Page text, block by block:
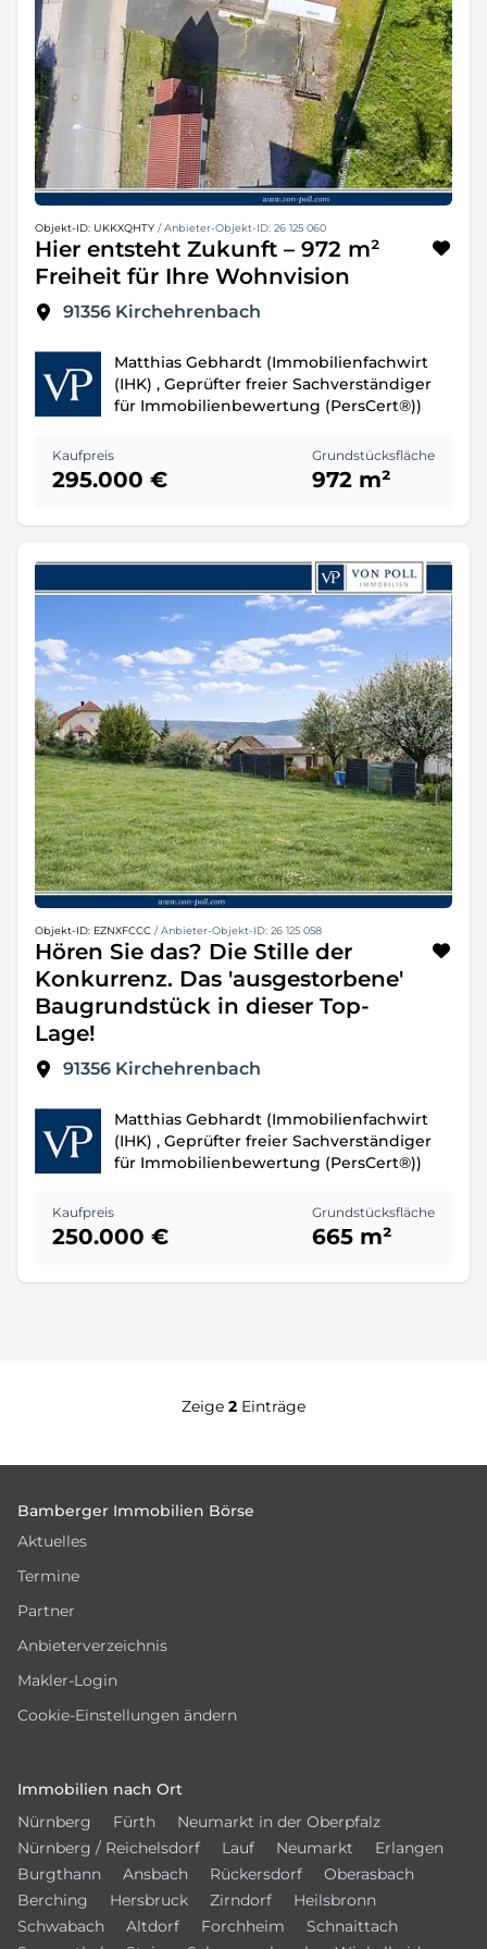
Objekt-ID: UKKXQHTY / Anbieter-Objekt-ID: 26 125 060
Hier entsteht Zukunft – 972 m²
Freiheit für Ihre Wohnvision
91356 Kirchehrenbach
Matthias Gebhardt (Immobilienfachwirt
(IHK) , Geprüfter freier Sachverständiger
für Immobilienbewertung (PersCert®))
Kaufpreis
295.000 €
Grundstücksfläche
972 m²
Objekt-ID: EZNXFCCC / Anbieter-Objekt-ID: 26 125 058
Hören Sie das? Die Stille der
Konkurrenz. Das 'ausgestorbene'
Baugrundstück in dieser Top-
Lage!
91356 Kirchehrenbach
Matthias Gebhardt (Immobilienfachwirt
(IHK) , Geprüfter freier Sachverständiger
für Immobilienbewertung (PersCert®))
Kaufpreis
250.000 €
Grundstücksfläche
665 m²
Zeige 2 Einträge
Bamberger Immobilien Börse
Aktuelles
Termine
Partner
Anbieterverzeichnis
Makler-Login
Cookie-Einstellungen ändern
Immobilien nach Ort
Nürnberg
Fürth
Neumarkt in der Oberpfalz
Nürnberg / Reichelsdorf
Lauf Neumarkt
Erlangen
Burgthann
Ansbach Rückersdorf
Oberasbach
Berching
Hersbruck Zirndorf
Heilsbronn
Schwabach
Altdorf Forchheim
Schnaittach